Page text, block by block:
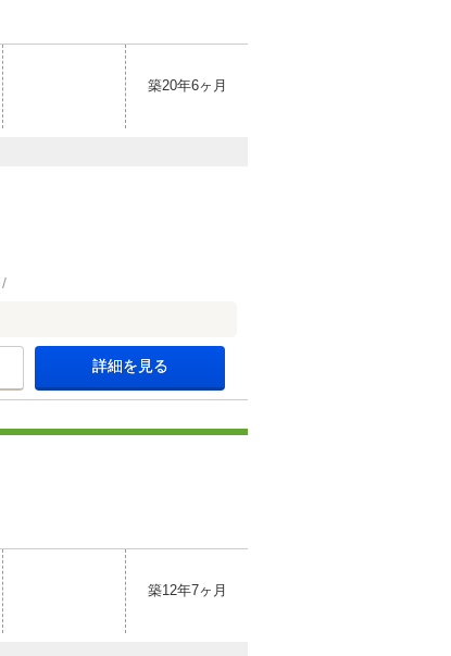
築20年6ヶ月
詳細を見る
築12年7ヶ月